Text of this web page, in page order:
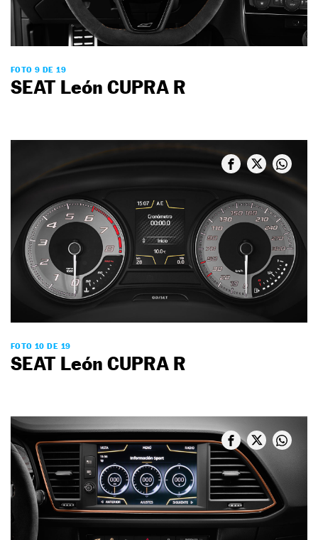
FOTO 9 DE 19
SEAT León CUPRA R
FOTO 10 DE 19
SEAT León CUPRA R